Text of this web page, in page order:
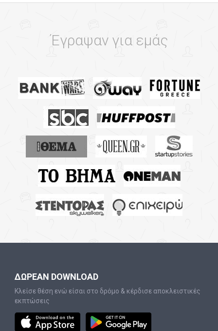
Έγραψαν για εμάς
ΔΩΡΕΑΝ DOWNLOAD
Κλείσε θέση ενώ είσαι στο δρόμο & κέρδισε αποκλειστικές
εκπτώσεις